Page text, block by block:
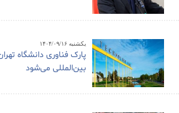
یکشنبه ۱۴۰۴/۰۹/۱۶
پارک فناوری دانشگاه
بین‌المللی می‌شود